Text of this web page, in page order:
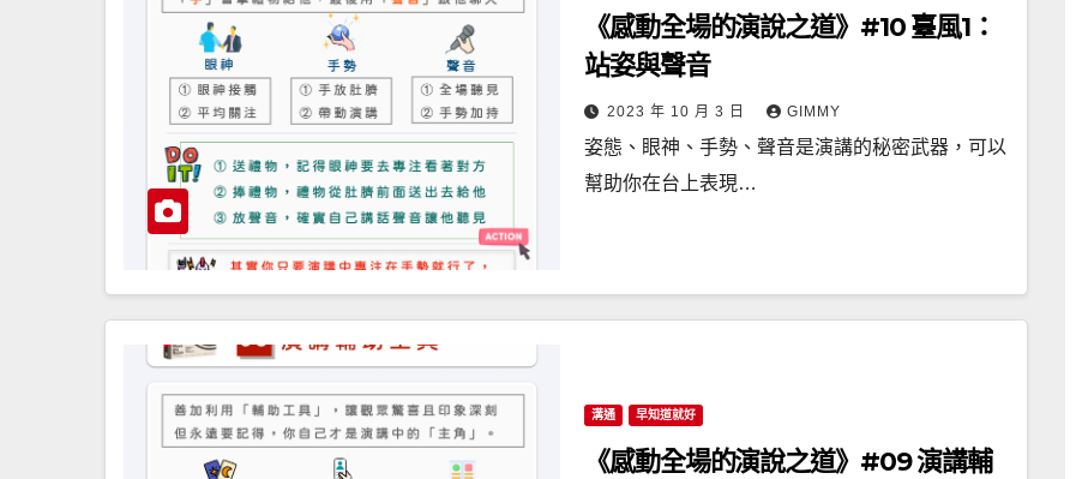
《感動全場的演說之道》#10 臺風1：
站姿與聲音
2023 年 10 月 3 日 GIMMY
姿態、眼神、手勢、聲音是演講的秘密武器，可以
幫助你在台上表現…
溝通 早知道就好
《感動全場的演說之道》#09 演講輔